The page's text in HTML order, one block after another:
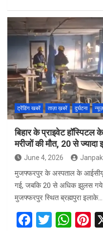
ce
b
o
o
k
tt
er
at
s
A
p
p
t
ट्रेंडिंग खबरें ताज़ा ख़बरें दुर्घटना न्यूज़
बिहार के प्राइवेट
मरीजों की मौत, 20 से
June 4, 2026
मुजफ्फरपुर के अस्पताल के
गई, जबकि 20 से अधिक झुलस गये
मुजफ्फरपुर स्थित ब्रह्मपुरा इलाके…
F
T
W